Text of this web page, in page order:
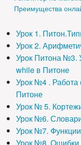
Преимущества
Урок 1.
Урок 2.
Урок Питона №3.
while в Питоне
Урок №4 . Работа
Питоне
Урок № 5.
Урок №6.
Урок №7.